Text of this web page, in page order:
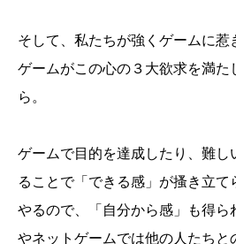
そして、私たちが強くゲームに惹
ゲームがこの心の３大欲求を満た
ら。
ゲームで目的を達成したり、難し
ることで「できる感」が搔き立
やるので、「自分から感」も得ら
やネットゲームでは他の人たちと